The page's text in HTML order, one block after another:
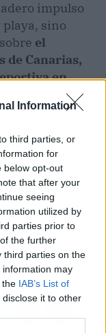
Information
third parties, or
for
below opt-out
that after your
seeing
utilized by
parties prior to
the further
third parties on the
information may
the IAB’s List of
it to other
impulso
playa, sino
el
de Canarias,
en
con un sitio
más del club,
Artículo siguiente
MYCA Clínica Dental en
resuelve las
dudas sobre los
implantes de carga